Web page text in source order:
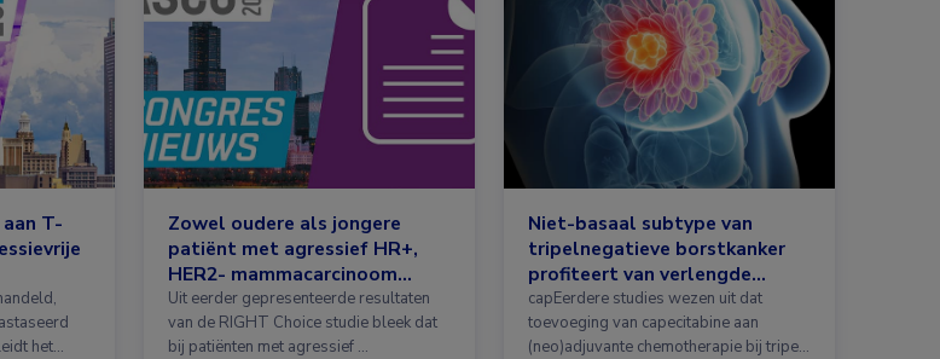
T-
het
Zowel oudere als jongere
patiënt met agressief HR+,
HER2- mammacarcinoom
heeft voordeel van eerstelijns
ribociclib
Uit eerder gepresenteerde resultaten
van de RIGHT Choice studie bleek dat
bij patiënten met agressief …
Niet-basaal subtype van
tripelnegatieve borstkanker
profiteert van verlengde
adjuvantbehandeling met
capecitabine
capEerdere studies wezen uit dat
toevoeging van capecitabine aan
(neo)adjuvante chemotherapie bij tripel